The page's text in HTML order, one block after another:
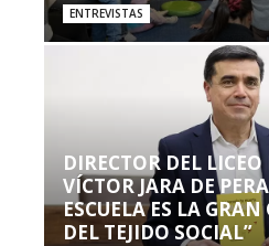
ENTREVISTAS
DIRECTOR DEL
VÍCTOR JARA DE
ESCUELA ES LA
DEL TEJIDO SOCIAL”